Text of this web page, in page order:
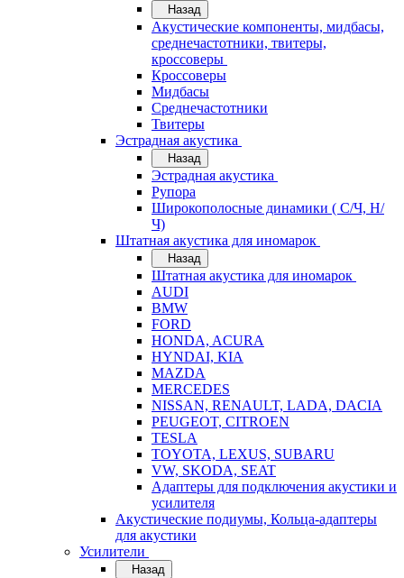
Назад
Акустические компоненты, мидбасы,
среднечастотники, твитеры,
кроссоверы
Кроссоверы
Мидбасы
Среднечастотники
Твитеры
Эстрадная акустика
Назад
Эстрадная акустика
Рупора
Широкополосные динамики ( С/Ч, Н/
Ч)
Штатная акустика для иномарок
Назад
Штатная акустика для иномарок
AUDI
BMW
FORD
HONDA, ACURA
HYNDAI, KIA
MAZDA
MERCEDES
NISSAN, RENAULT, LADA, DACIA
PEUGEOT, CITROEN
TESLA
TOYOTA, LEXUS, SUBARU
VW, SKODA, SEAT
Адаптеры для подключения акустики и
усилителя
Акустические подиумы, Кольца-адаптеры
для акустики
Усилители
Назад